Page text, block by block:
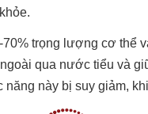
trọng lượng cơ thể
qua nước tiểu và
này bị suy giảm,